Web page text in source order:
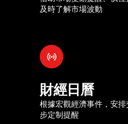
及時了解市場波動
財經日曆
根據宏觀經濟事件，安
步定制提醒